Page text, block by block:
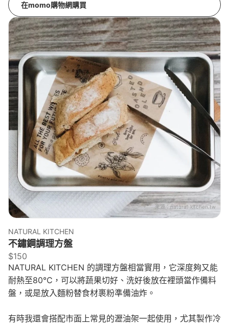
在momo購物網購買
來源： natural-kitchen.tw
NATURAL KITCHEN
不鏽鋼調理方盤
$150
NATURAL KITCHEN 的調理方盤相當實用，它深度夠又能
耐熱至80℃，可以將蔬果切好、洗好後放在裡頭當作備料
盤，或是放入麵粉替食材裹粉準備油炸。
有時我還會搭配市面上常見的瀝油架一起使用，尤其製作冷